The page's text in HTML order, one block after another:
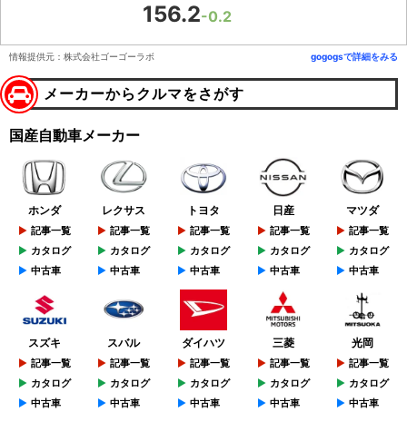
156.2-0.2
情報提供元：株式会社ゴーゴーラボ gogogsで詳細をみる
メーカーからクルマをさがす
国産自動車メーカー
ホンダ
記事一覧
カタログ
中古車
レクサス
記事一覧
カタログ
中古車
トヨタ
記事一覧
カタログ
中古車
日産
記事一覧
カタログ
中古車
マツダ
記事一覧
カタログ
中古車
スズキ
記事一覧
カタログ
中古車
スバル
記事一覧
カタログ
中古車
ダイハツ
記事一覧
カタログ
中古車
三菱
記事一覧
カタログ
中古車
光岡
記事一覧
カタログ
中古車